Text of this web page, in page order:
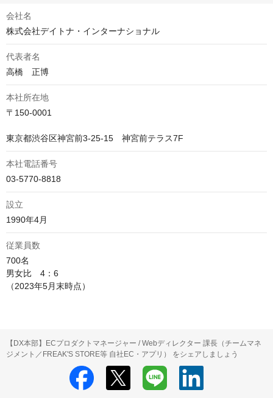
会社名
株式会社デイトナ・インターナショナル
代表者名
高橋　正博
本社所在地
〒150-0001
東京都渋谷区神宮前3-25-15　神宮前テラス7F
本社電話番号
03-5770-8818
設立
1990年4月
従業員数
700名
男女比　4：6
（2023年5月末時点）
【DX本部】ECプロダクトマネージャー / Webディレクター 課長（チームマネ
ジメント／FREAK'S STORE等 自社EC・アプリ） をシェアしましょう